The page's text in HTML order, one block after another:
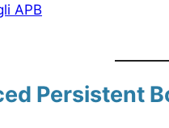
APB
Persistent